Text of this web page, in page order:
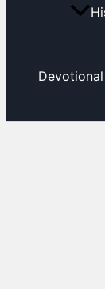
Devotional